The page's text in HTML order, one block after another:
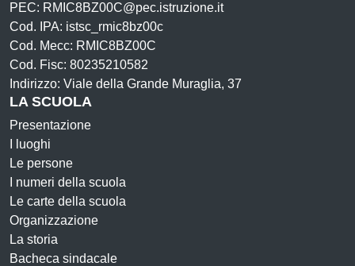
PEC: RMIC8BZ00C@pec.istruzione.it
Cod. IPA: istsc_rmic8bz00c
Cod. Mecc: RMIC8BZ00C
Cod. Fisc: 80235210582
Indirizzo: Viale della Grande Muraglia, 37
LA SCUOLA
Presentazione
I luoghi
Le persone
I numeri della scuola
Le carte della scuola
Organizzazione
La storia
Bacheca sindacale